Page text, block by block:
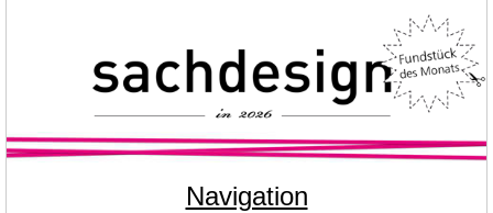
Navigation